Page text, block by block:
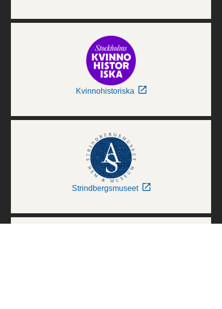
Kvinnohistoriska
Strindbergsmuseet